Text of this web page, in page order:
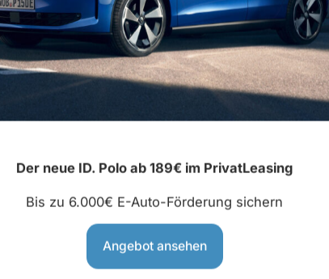
Seat Tarraco Xcellence 1.4 TSI e-Hybrid
DSG
47.600 km | 01/2022 | | 245 PS (180 kW)
Der neue ID. Polo ab 189€ im PrivatLeasing
Bis zu 6.000€ E-Auto-Förderung sichern
Angebot ansehen